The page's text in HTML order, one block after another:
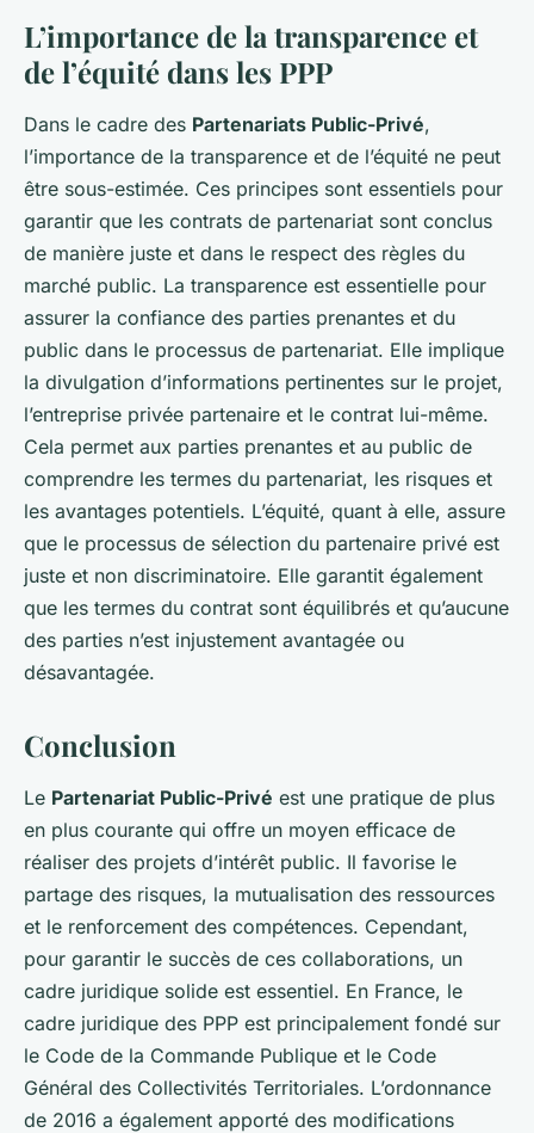
L’importance de la transparence et
de l’équité dans les PPP
Dans le cadre des Partenariats Public-Privé,
l’importance de la transparence et de l’équité ne peut
être sous-estimée. Ces principes sont essentiels pour
garantir que les contrats de partenariat sont conclus
de manière juste et dans le respect des règles du
marché public. La transparence est essentielle pour
assurer la confiance des parties prenantes et du
public dans le processus de partenariat. Elle implique
la divulgation d’informations pertinentes sur le projet,
l’entreprise privée partenaire et le contrat lui-même.
Cela permet aux parties prenantes et au public de
comprendre les termes du partenariat, les risques et
les avantages potentiels. L’équité, quant à elle, assure
que le processus de sélection du partenaire privé est
juste et non discriminatoire. Elle garantit également
que les termes du contrat sont équilibrés et qu’aucune
des parties n’est injustement avantagée ou
désavantagée.
Conclusion
Le Partenariat Public-Privé est une pratique de plus
en plus courante qui offre un moyen efficace de
réaliser des projets d’intérêt public. Il favorise le
partage des risques, la mutualisation des ressources
et le renforcement des compétences. Cependant,
pour garantir le succès de ces collaborations, un
cadre juridique solide est essentiel. En France, le
cadre juridique des PPP est principalement fondé sur
le Code de la Commande Publique et le Code
Général des Collectivités Territoriales. L’ordonnance
de 2016 a également apporté des modifications